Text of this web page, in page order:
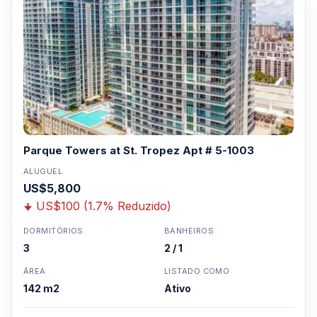
Parque Towers at St. Tropez Apt # 5-1003
ALUGUEL
US$5,800
US$100 (1.7% Reduzido)
DORMITÓRIOS
3
BANHEIROS
2 / 1
ÁREA
142 m2
LISTADO COMO
Ativo